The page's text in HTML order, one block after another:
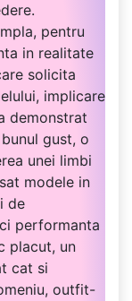
pentru
in realitate
solicita
implicare
demonstrat
gust, o
unei limbi
modele in
de
performanta
placut, un
cat si
outfit-